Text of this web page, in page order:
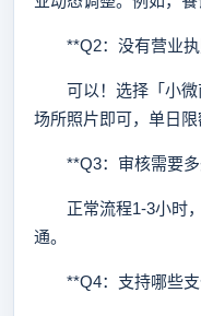
**Q2：没有营业执
可以！选择「小微
场所照片即可，单日限
**Q3：审核需要多
正常流程1-3小时，
通。
**Q4：支持哪些支